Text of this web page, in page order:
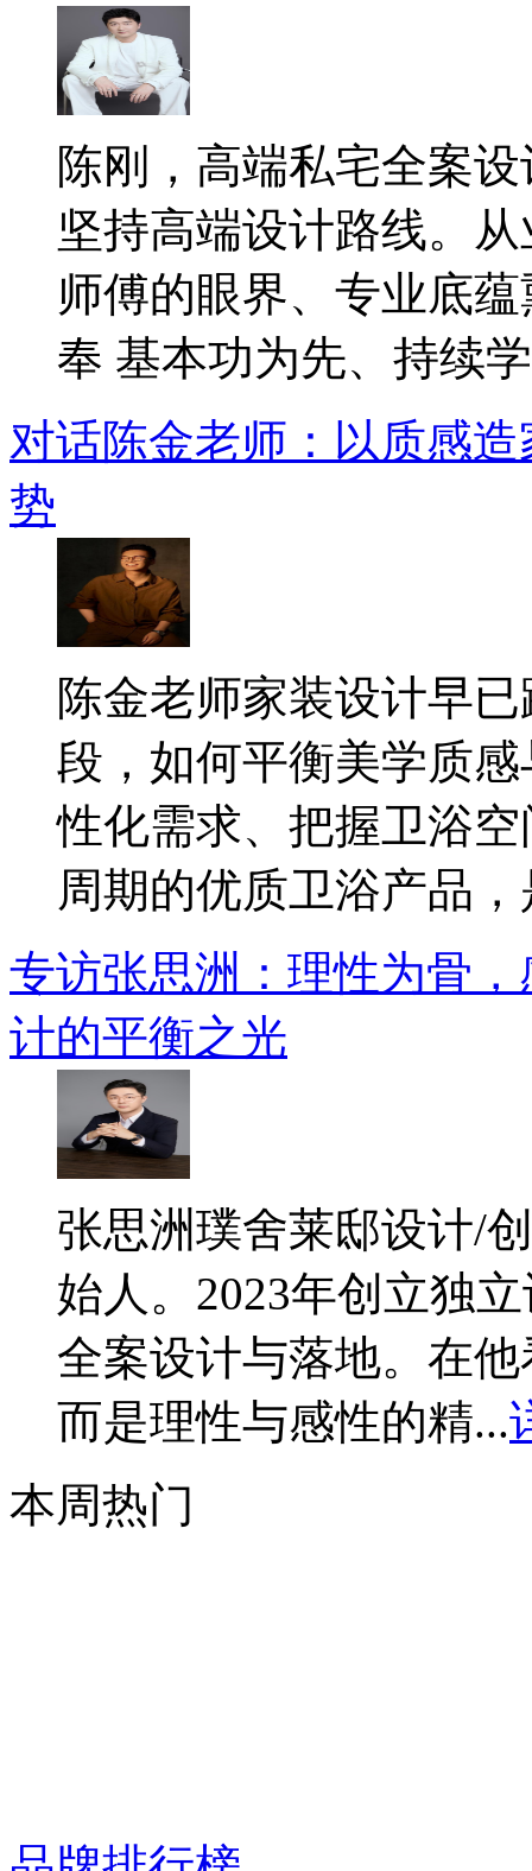
陈刚，高端私宅全案
坚持高端设计路线。
师傅的眼界、专业底
奉 基本功为先、持续
对话陈金老师：以质感
势
陈金老师家装设计早
段，如何平衡美学质
性化需求、把握卫浴
周期的优质卫浴产品，
专访张思洲：理性为骨
计的平衡之光
张思洲璞舍莱邸设计/
始人。2023年创立独
全案设计与落地。在
而是理性与感性的精...
本周热门